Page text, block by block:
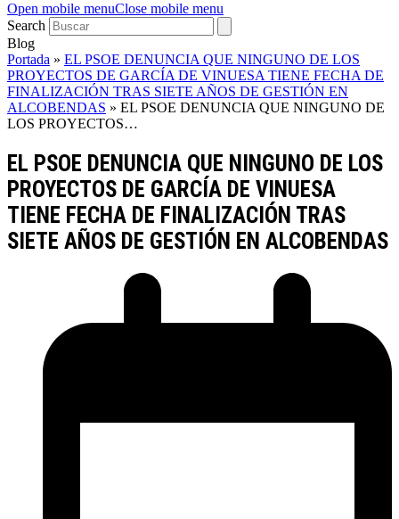
Open mobile menuClose mobile menu
Search
Blog
Portada » EL PSOE DENUNCIA QUE NINGUNO DE LOS
PROYECTOS DE GARCÍA DE VINUESA TIENE FECHA DE
FINALIZACIÓN TRAS SIETE AÑOS DE GESTIÓN EN
ALCOBENDAS » EL PSOE DENUNCIA QUE NINGUNO DE
LOS PROYECTOS…
EL PSOE DENUNCIA QUE NINGUNO DE LOS
PROYECTOS DE GARCÍA DE VINUESA
TIENE FECHA DE FINALIZACIÓN TRAS
SIETE AÑOS DE GESTIÓN EN ALCOBENDAS